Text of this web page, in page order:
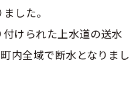
した。
けられた上水道の送水
内全域で断水となりまし